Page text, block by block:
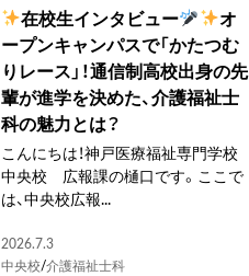
在校生インタビュー
オ
ープンキャンパスで「かたつむ
りレース」！通信制高校出身の先
輩が進学を決めた、介護福祉士
科の魅力とは？
こんにちは！神戸医療福祉専門学校
中央校 広報課の樋口です。ここで
は、中央校広報...
2026.7.3
中央校/介護福祉士科